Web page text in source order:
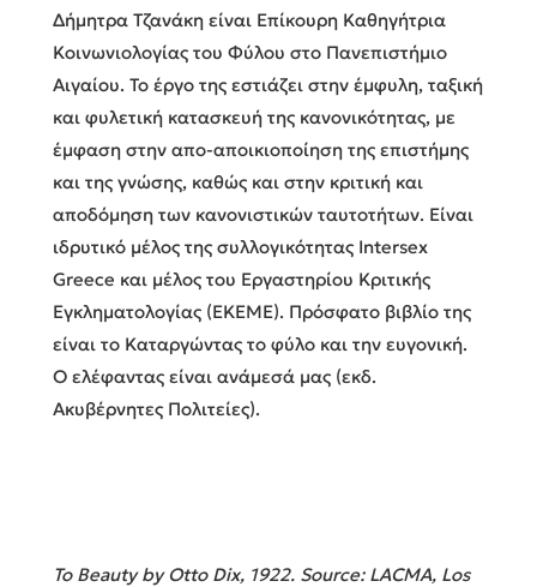
Δήμητρα Τζανάκη είναι Επίκουρη Καθηγήτρια
Κοινωνιολογίας του Φύλου στο Πανεπιστήμιο
Αιγαίου. Το έργο της εστιάζει στην έμφυλη, ταξική
και φυλετική κατασκευή της κανονικότητας, με
έμφαση στην απο-αποικιοποίηση της επιστήμης
και της γνώσης, καθώς και στην κριτική και
αποδόμηση των κανονιστικών ταυτοτήτων. Είναι
ιδρυτικό μέλος της συλλογικότητας Intersex
Greece και μέλος του Εργαστηρίου Κριτικής
Εγκληματολογίας (ΕΚΕΜΕ). Πρόσφατο βιβλίο της
είναι το Καταργώντας το φύλο και την ευγονική.
Ο ελέφαντας είναι ανάμεσά μας (εκδ.
Ακυβέρνητες Πολιτείες).
To Beauty by Otto Dix, 1922. Source: LACMA, Los